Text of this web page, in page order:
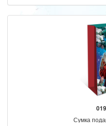
Сумка